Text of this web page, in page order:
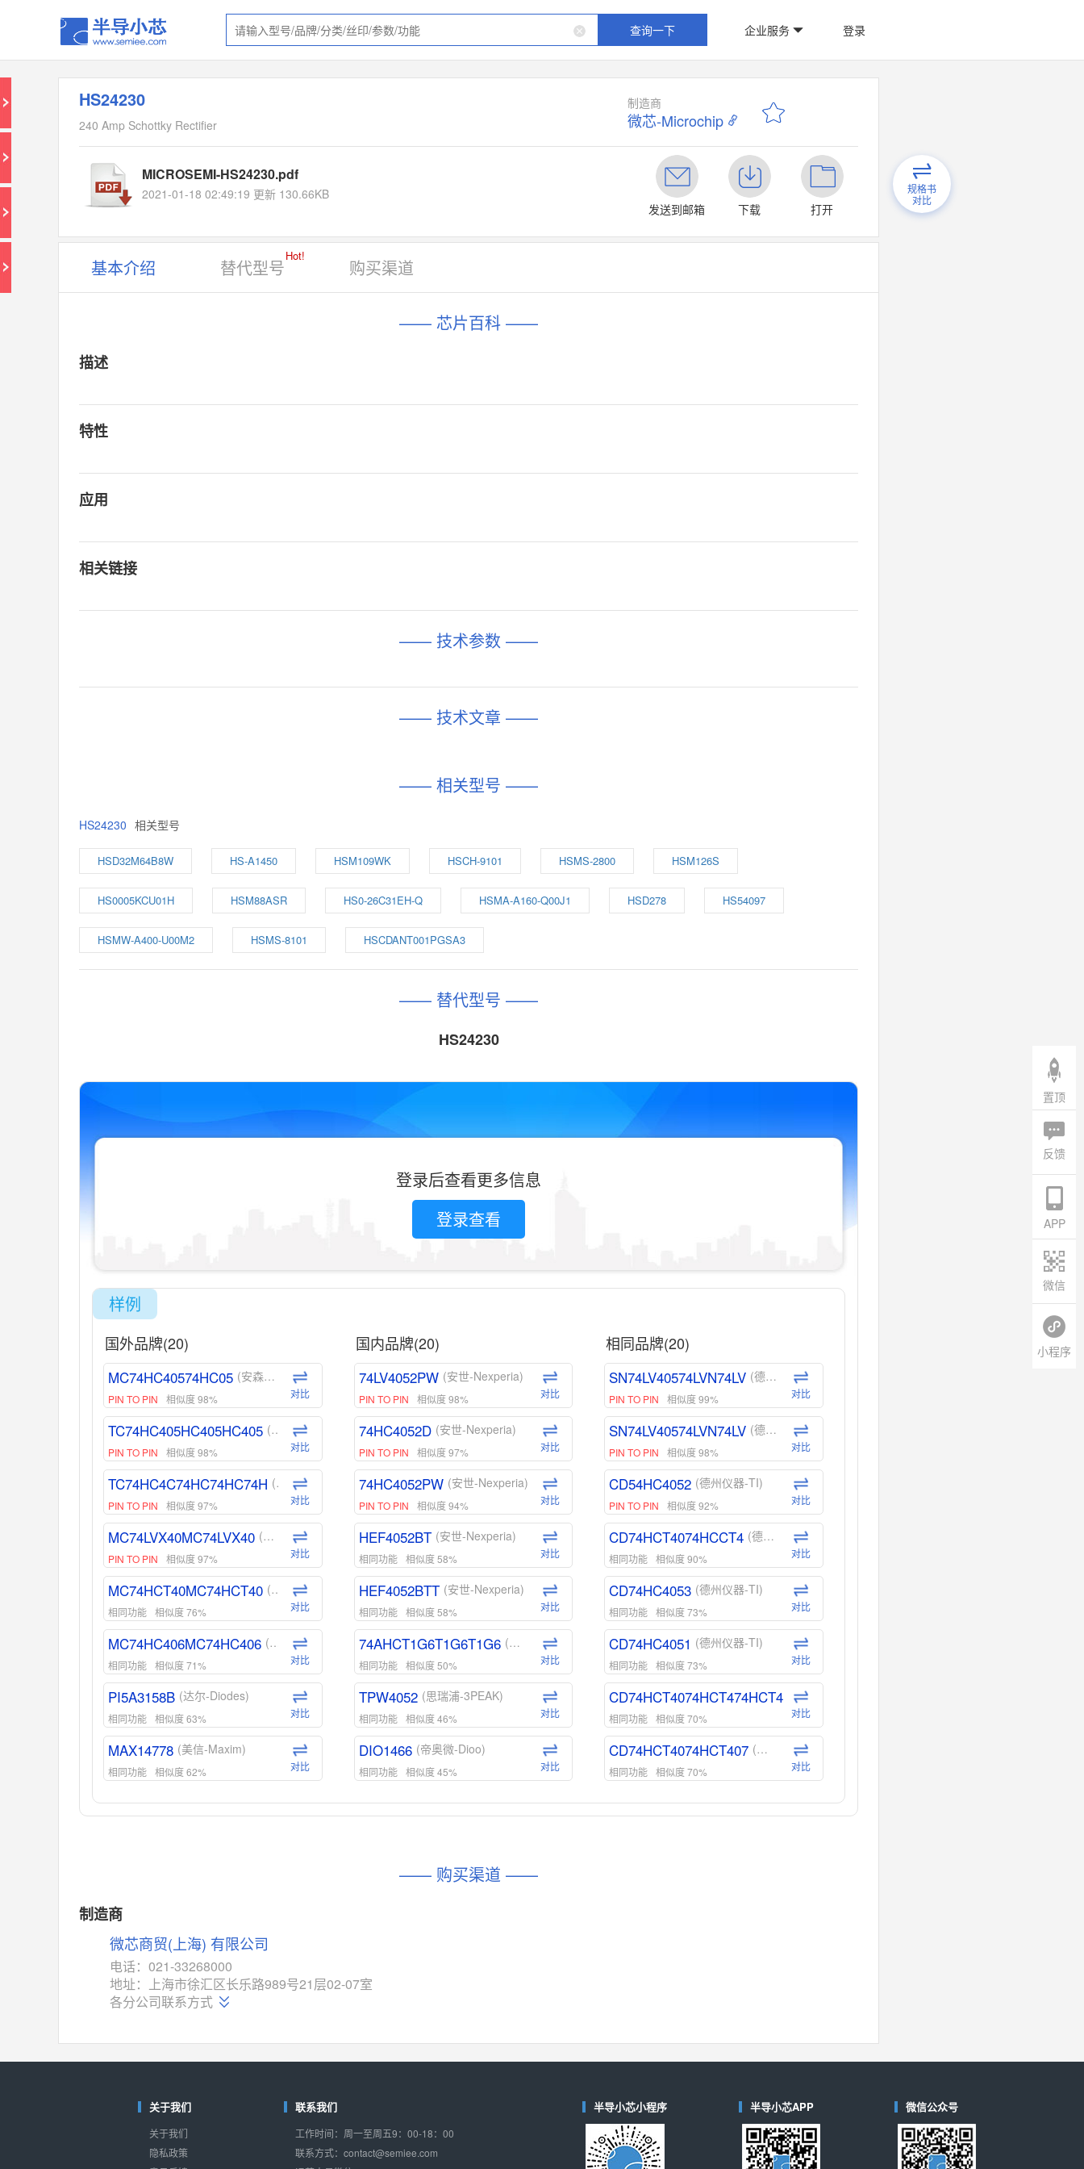
查询一下 企业服务 登录
HS24230
240 Amp Schottky Rectifier
制造商
微芯-Microchip
MICROSEMI-HS24230.pdf
2021-01-18 02:49:19 更新 130.66KB
发送到邮箱
下载 打开
规格书
对比
基本介绍 替代型号
Hot!
购买渠道
—— 芯片百科 ——
描述
特性
应用
相关链接
—— 技术参数 ——
—— 技术文章 ——
—— 相关型号 ——
HS24230 相关型号
HSD32M64B8W HS-A1450 HSM109WK HSCH-9101 HSMS-2800 HSM126S
HS0005KCU01H HSM88ASR HS0-26C31EH-Q HSMA-A160-Q00J1 HSD278 HS54097
HSMW-A400-U00M2 HSMS-8101 HSCDANT001PGSA3
—— 替代型号 ——
HS24230
登录后查看更多信息
登录查看
样例
国外品牌(20)
MC74HC40574HC05 (安森美-ON)
PIN TO PIN 相似度 98% 对比
TC74HC405HC405HC405 (东芝-Toshiba)
PIN TO PIN 相似度 98% 对比
TC74HC4C74HC74HC74H (东芝-Toshiba)
PIN TO PIN 相似度 97% 对比
MC74LVX40MC74LVX40 (安森美-ON)
PIN TO PIN 相似度 97% 对比
MC74HCT40MC74HCT40 (安森美-ON)
相同功能 相似度 76% 对比
MC74HC406MC74HC406 (安森美-ON)
相同功能 相似度 71% 对比
PI5A3158B (达尔-Diodes)
相同功能 相似度 63% 对比
MAX14778 (美信-Maxim)
相同功能 相似度 62% 对比
ADG1439 (亚德诺-ADI)
对比
MAX14760
M74HC4852 (意法-ST)
相同功能 相似度 52% 对比
对比
国内品牌(20)
74LV4052PW (安世-Nexperia)
PIN TO PIN 相似度 98% 对比
74HC4052D (安世-Nexperia)
PIN TO PIN 相似度 97% 对比
74HC4052PW (安世-Nexperia)
PIN TO PIN 相似度 94% 对比
HEF4052BT (安世-Nexperia)
相同功能 相似度 58% 对比
HEF4052BTT (安世-Nexperia)
相同功能 相似度 58% 对比
74AHCT1G6T1G6T1G6 (安世-Nexperia)
相同功能 相似度 50% 对比
TPW4052 (思瑞浦-3PEAK)
相同功能 相似度 46% 对比
DIO1466 (帝奥微-Dioo)
相同功能 相似度 45% 对比
DIO1159 (帝奥微-Dioo)
对比
相似度 44%
相同功能
相同品牌(20)
SN74LV40574LVN74LV (德州仪器-TI)
PIN TO PIN 相似度 99% 对比
SN74LV40574LVN74LV (德州仪器-TI)
PIN TO PIN 相似度 98% 对比
CD54HC4052 (德州仪器-TI)
PIN TO PIN 相似度 92% 对比
CD74HCT4074HCCT4 (德州仪器-TI)
相同功能 相似度 90% 对比
CD74HC4053 (德州仪器-TI)
相同功能 相似度 73% 对比
CD74HC4051 (德州仪器-TI)
相同功能 相似度 73% 对比
CD74HCT4074HCT474HCT4 (德州仪器-TI)
相同功能 相似度 70% 对比
CD74HCT4074HCT407 (德州仪器-TI)
相同功能 相似度 70% 对比
CD74HCT4D74HDCT40 (德州仪器-TI)
对比
—— 购买渠道 ——
制造商
微芯商贸(上海) 有限公司
电话：021-33268000
地址：上海市徐汇区长乐路989号21层02-07室
各分公司联系方式
关于我们
关于我们
隐私政策
联系我们
工作时间：周一至周五9：00-18：00
联系方式：contact@semiee.com
半导小芯小程序 半导小芯APP 微信公众号
置顶
反馈
APP
微信
小程序